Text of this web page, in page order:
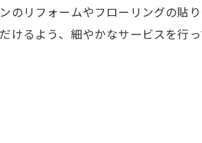
のリフォームやフローリングの貼
けるよう、細やかなサービスを行